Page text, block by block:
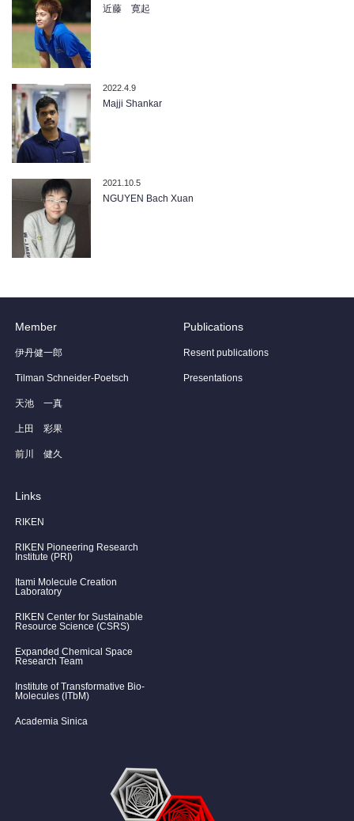
近藤 寛起
2022.4.9
Majji Shankar
2021.10.5
NGUYEN Bach Xuan
Member
伊丹健一郎
Tilman Schneider-Poetsch
天池 一真
上田 彩果
前川 健久
Publications
Resent publications
Presentations
Links
RIKEN
RIKEN Pioneering Research
Institute (PRI)
Itami Molecule Creation
Laboratory
RIKEN Center for Sustainable
Resource Science (CSRS)
Expanded Chemical Space
Research Team
Institute of Transformative Bio-
Molecules (ITbM)
Academia Sinica